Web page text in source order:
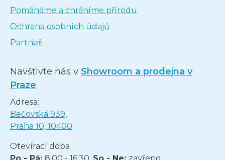
Pomáháme a chráníme přírodu
Ochrana osobních údajů
Partneři
Navštivte nás v Showroom a prodejna v
Praze
Adresa:
Bečovská 939,
Praha 10, 10400
Otevírací doba